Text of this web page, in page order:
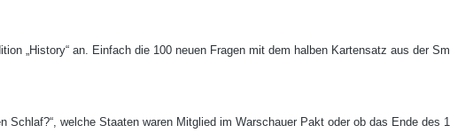
„History“ an. Einfach die 100 neuen Fragen mit dem halben Kartensatz aus der
Schlaf?“, welche Staaten waren Mitglied im Warschauer Pakt oder ob das Ende des